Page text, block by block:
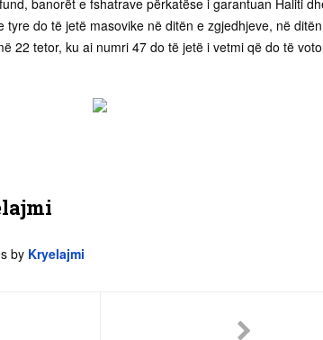
banorët e fshatrave përkatëse i garantuan Haliti
tyre do të jetë masovike në ditën e zgjedhjeve, në
22 tetor, ku ai numri 47 do të jetë i vetmi që do të
by Kryelajmi